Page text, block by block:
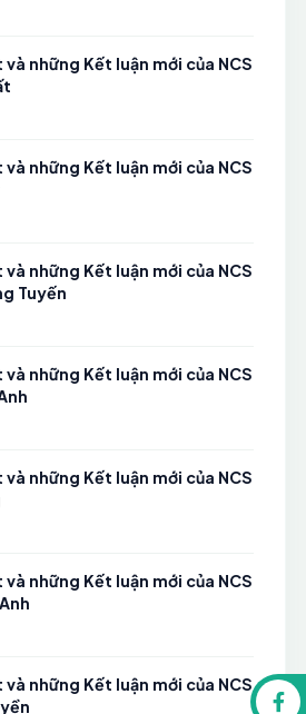
những Kết luận mới của NCS
những Kết luận mới của NCS
những Kết luận mới của NCS
Tuyến
những Kết luận mới của NCS
những Kết luận mới của NCS
những Kết luận mới của NCS
những Kết luận mới của NCS